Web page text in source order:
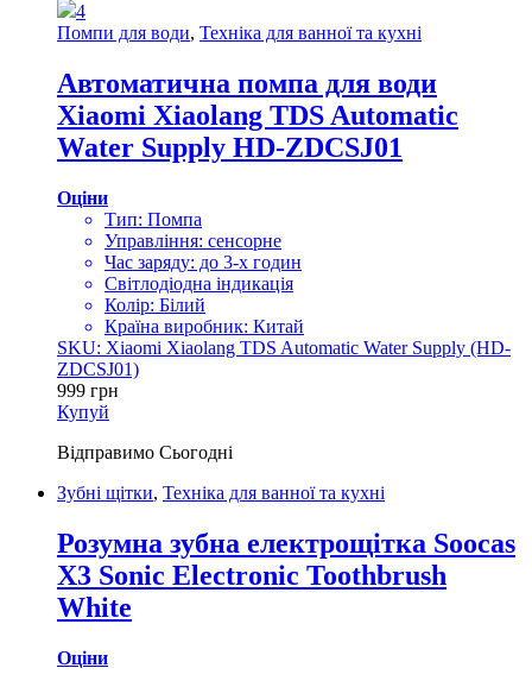
4
Помпи для води, Техніка для ванної та кухні
Автоматична помпа для води
Xiaomi Xiaolang TDS Automatic
Water Supply HD-ZDCSJ01
Оціни
Тип: Помпа
Управління: сенсорне
Час заряду: до 3-х годин
Світлодіодна індикація
Колір: Білий
Країна виробник: Китай
SKU: Xiaomi Xiaolang TDS Automatic Water Supply (HD-
ZDCSJ01)
999 грн
Купуй
Відправимо Сьогодні
Зубні щітки, Техніка для ванної та кухні
Розумна зубна електрощітка Soocas
X3 Sonic Electronic Toothbrush
White
Оціни